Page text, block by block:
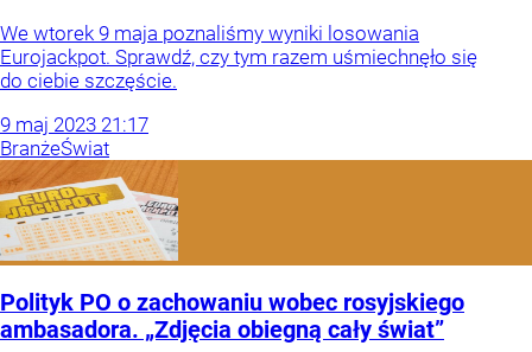
We wtorek 9 maja poznaliśmy wyniki losowania
Eurojackpot. Sprawdź, czy tym razem uśmiechnęło się
do ciebie szczęście.
9 maj 2023 21:17
BranżeŚwiat
Polityk PO o zachowaniu wobec rosyjskiego
ambasadora. „Zdjęcia obiegną cały świat”